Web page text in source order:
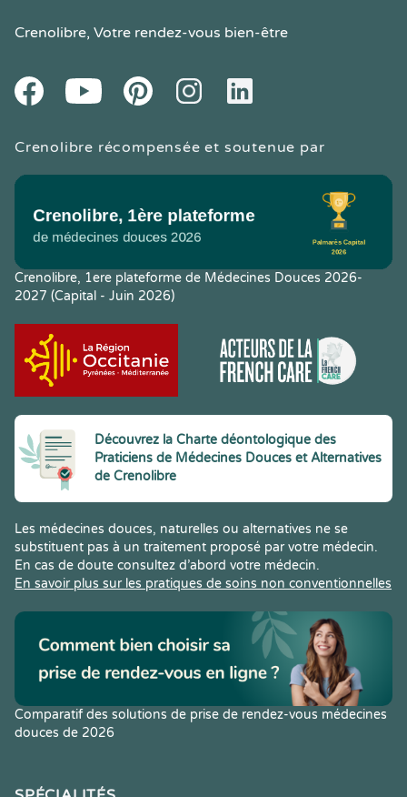
Crenolibre, Votre rendez-vous bien-être
FacebookYoutube PinteresetInstagramLinkedIn
Crenolibre récompensée et soutenue par
Crenolibre, 1ere plateforme de Médecines Douces 2026-
2027 (Capital - Juin 2026)
Découvrez la Charte déontologique des
Praticiens de Médecines Douces et Alternatives
de Crenolibre
Les médecines douces, naturelles ou alternatives ne se
substituent pas à un traitement proposé par votre médecin.
En cas de doute consultez d’abord votre médecin.
En savoir plus sur les pratiques de soins non conventionnelles
Comparatif des solutions de prise de rendez-vous médecines
douces de 2026